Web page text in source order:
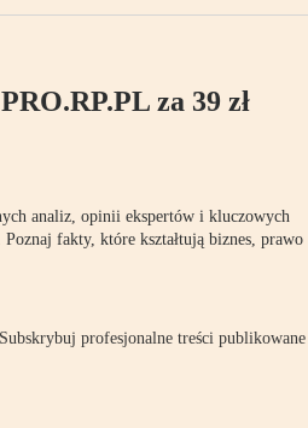
za 39 zł
analiz, opinii ekspertów i kluczowych
fakty, które kształtują biznes, prawo
profesjonalne treści publikowane